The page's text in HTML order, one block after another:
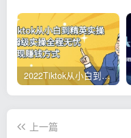
2022Tiktok从小白到精英实操，0-1保姆级实操全程无忧，多种变现赚钱方式
上一篇